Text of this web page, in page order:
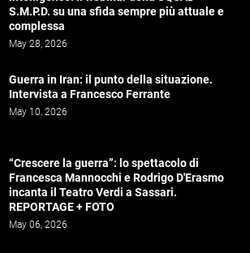
S.M.P.D. su una sfida sempre più attuale e
complessa
May 28, 2026
Guerra in Iran: il punto della situazione.
Intervista a Francesco Ferrante
May 10, 2026
“Crescere la guerra”: lo spettacolo di
Francesca Mannocchi e Rodrigo D'Erasmo
incanta il Teatro Verdi a Sassari.
REPORTAGE + FOTO
May 06, 2026